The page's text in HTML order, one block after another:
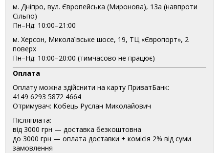
м. Дніпро, вул. Європейська (Миронова), 13а (навпроти
Сільпо)
Пн–Нд: 10:00–21:00
м. Херсон, Миколаївське шосе, 19, ТЦ «Європорт», 2
поверх
Пн–Нд: 10:00–20:00 (тимчасово не працює)
Оплата
Оплату можна здійснити на карту ПриватБанк:
4149 6293 5872 4664
Отримувач: Кобець Руслан Миколайович
Післяплата:
від 3000 грн — доставка безкоштовна
до 3000 грн — оплата доставки + комісія 2% від суми
замовлення